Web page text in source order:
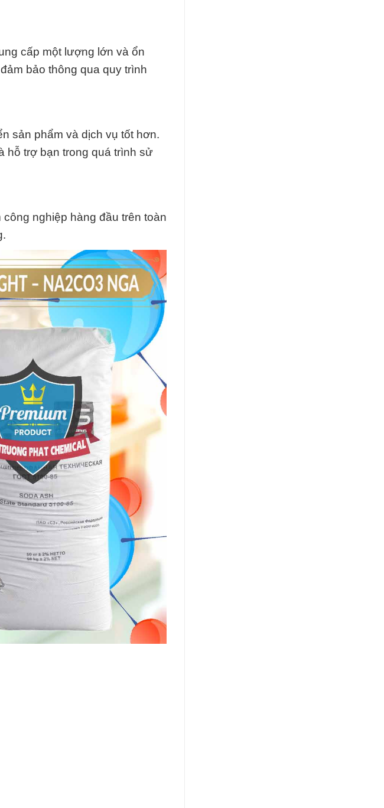
cấp một lượng lớn và ổn
bảo thông qua quy trình
sản phẩm và dịch vụ tốt hơn.
hỗ trợ bạn trong quá trình sử
nghiệp hàng đầu trên toàn